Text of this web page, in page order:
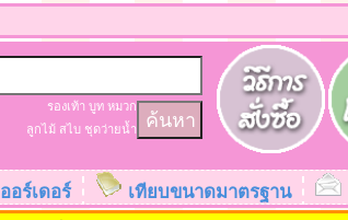
รองเท้า บูท หมวก
ลูกไม้ สไบ ชุดว่ายน้ำ
ออร์เดอร์ เทียบขนาดมาตรฐาน